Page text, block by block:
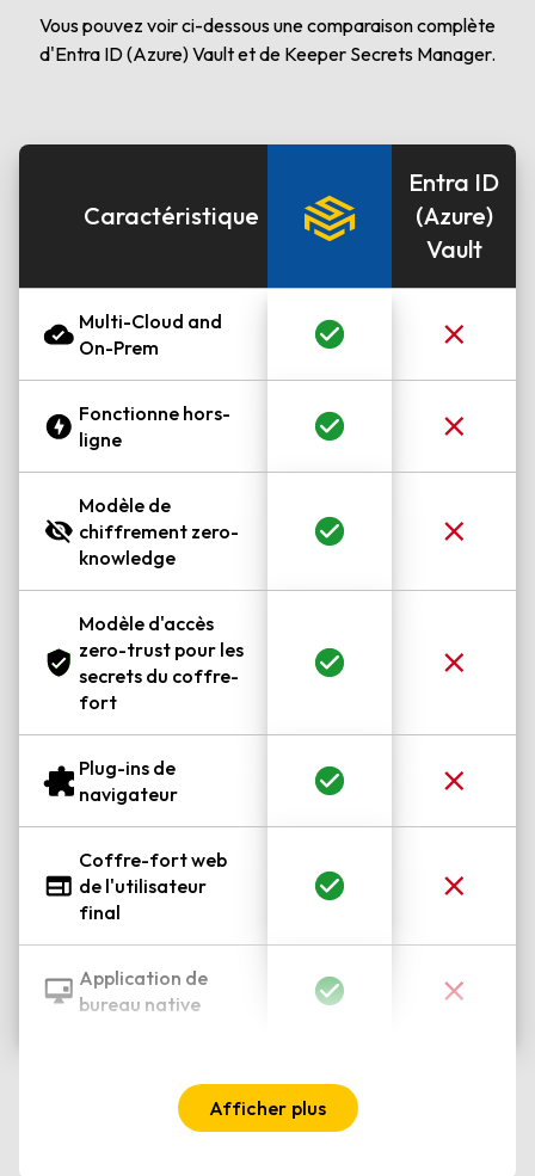
Vous pouvez voir ci-dessous une comparaison complète
d'Entra ID (Azure) Vault et de Keeper Secrets Manager.
Caractéristique
Entra ID
(Azure)
Vault
Multi-Cloud and
On-Prem
Fonctionne hors-
ligne
Modèle de
chiffrement zero-
knowledge
Modèle d'accès
zero-trust pour les
secrets du coffre-
fort
Plug-ins de
navigateur
Coffre-fort web
de l'utilisateur
final
Application de
bureau native
Afficher plus